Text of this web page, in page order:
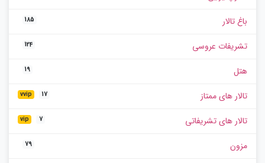
باغ تالار
185
تشریفات عروسی 124
هتل 19
تالار های ممتاز vvip 17
تالار های تشریفاتی vip 7
مزون 79